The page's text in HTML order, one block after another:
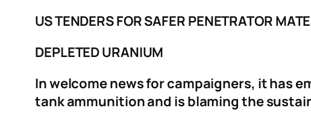
US TENDERS FOR SAFER PENETRATOR
DEPLETED URANIUM
In welcome news for campaigners, it has
tank ammunition and is blaming the